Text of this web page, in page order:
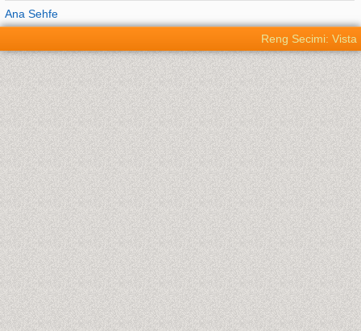
Ana Sehfe
Reng Secimi: Vista